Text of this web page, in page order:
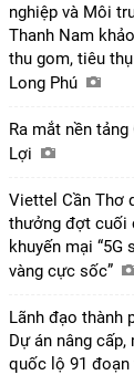
nghiệp và Môi
Thanh Nam
thu gom, tiêu
Long Phú
Ra mắt nền
Lợi
Viettel Cần Thơ
thưởng đợt cuối
khuyến mại “5G
vàng cực sốc”
Lãnh đạo thành
Dự án nâng cấp,
quốc lộ 91